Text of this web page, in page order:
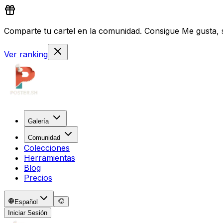
Comparte tu cartel en la comunidad. Consigue Me
Ver ranking
Galería
Comunidad
Colecciones
Herramientas
Blog
Precios
Español
Iniciar Sesión